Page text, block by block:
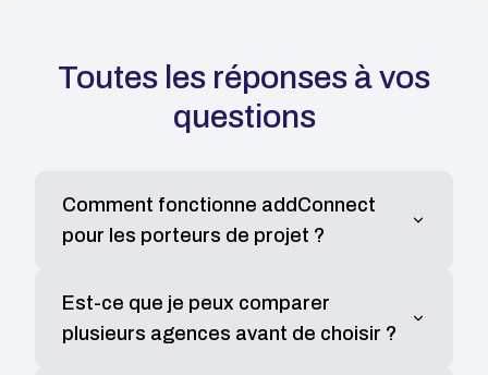
Toutes les réponses à vos
questions
Comment fonctionne addConnect
pour les porteurs de projet ?
détaillé décrivant votre projet. Notre algorithme
intelligent vous connecte ensuite avec des
Est-ce que je peux comparer
plusieurs agences avant de choisir ?